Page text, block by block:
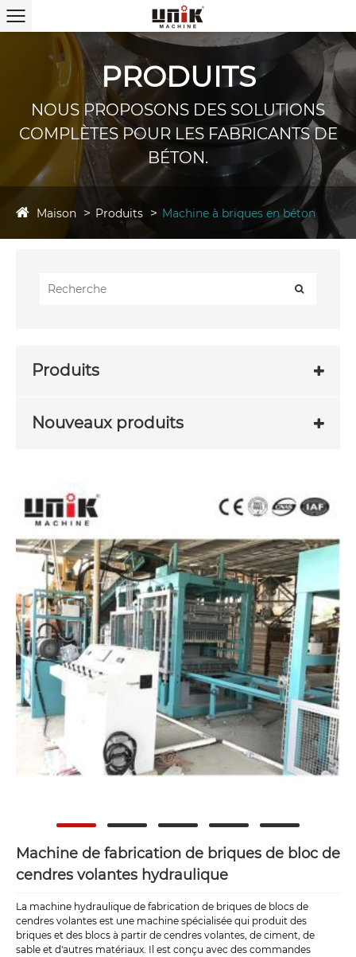
PRODUITS
NOUS PROPOSONS DES SOLUTIONS
COMPLÈTES POUR LES FABRICANTS DE
BÉTON.
Maison Produits Machine à briques en béton
Produits
Nouveaux produits
Machine de fabrication de briques de bloc de
cendres volantes hydraulique
La machine hydraulique de fabrication de briques de blocs de
cendres volantes est une machine spécialisée qui produit des
briques et des blocs à partir de cendres volantes, de ciment, de
sable et d'autres matériaux. Il est conçu avec des commandes